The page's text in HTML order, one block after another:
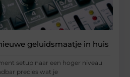
geluidsmaatje in huis
setup naar een hoger niveau
precies wat je